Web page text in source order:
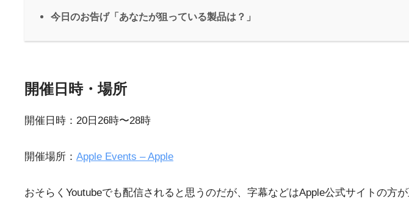
今日のお告げ「あなたが狙っている製品は？」
開催日時・場所
開催日時：20日26時〜28時
開催場所： Apple Events – Apple
おそらくYoutubeでも配信されると思うのだが、字幕などはApple公式サイトの方